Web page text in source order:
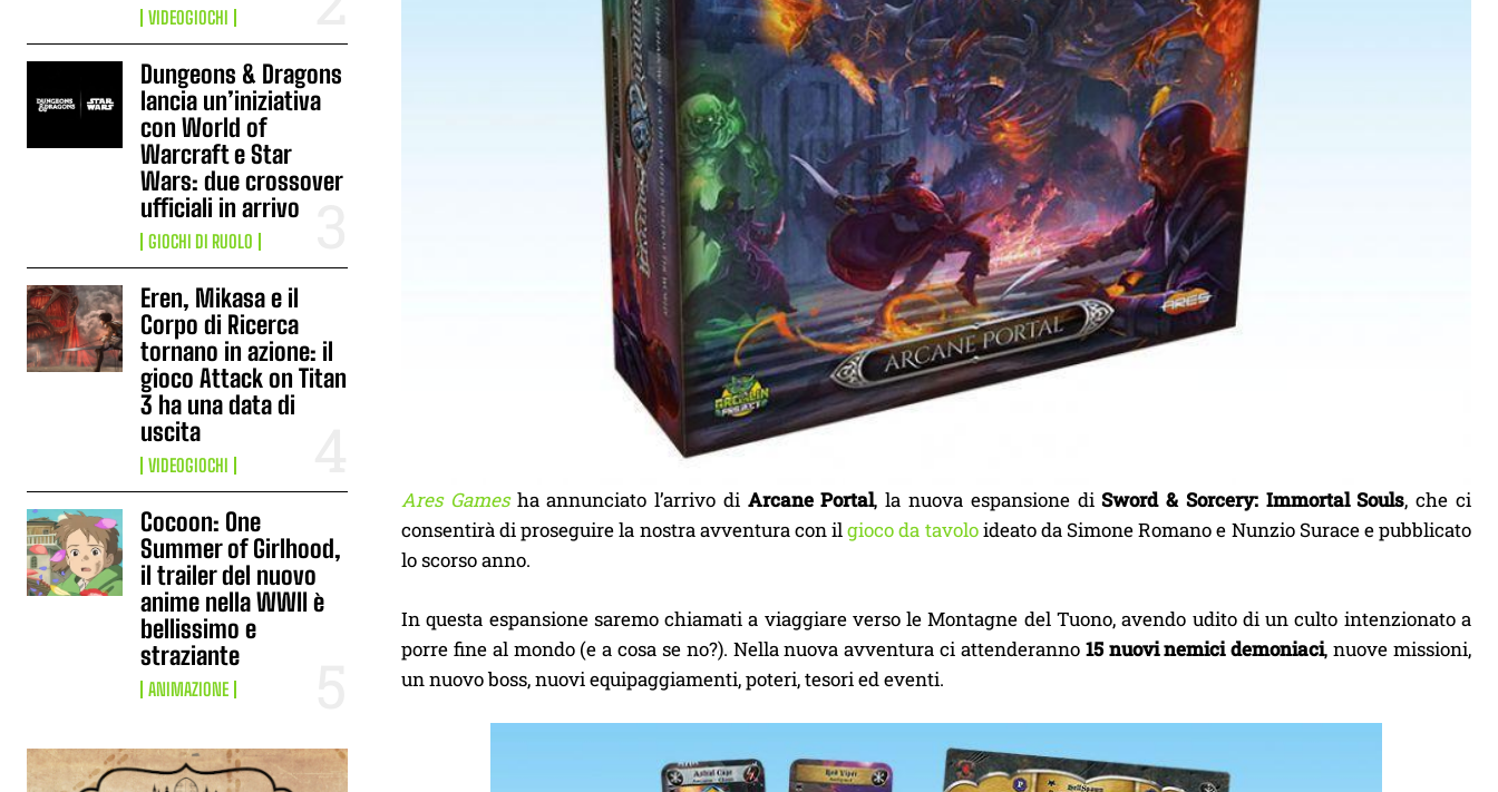
VIDEOGIOCHI
Dungeons & Dragons
lancia un’iniziativa
con World of
Warcraft e Star
Wars: due crossover
ufficiali in arrivo
GIOCHI DI RUOLO
Eren, Mikasa e il
Corpo di Ricerca
tornano in azione: il
gioco Attack on Titan
3 ha una data di
uscita
VIDEOGIOCHI
Cocoon: One
Summer of Girlhood,
il trailer del nuovo
anime nella WWII è
bellissimo e
straziante
ANIMAZIONE
Ares Gamesha annunciato l’arrivo di Arcane Portal, la nuova espansione diSword & Sorcery: Immortal Souls, che ci
consentirà di proseguire la nostra avventura con ilgioco da tavoloideato da Simone Romano e Nunzio Surace e pubblicato
lo scorso anno.
In questa espansione saremo chiamati a viaggiare verso le Montagne del Tuono, avendo udito di un culto intenzionato a
porre fine al mondo (e a cosa se no?). Nella nuova avventura ci attenderanno 15 nuovi nemici demoniaci, nuove missioni,
un nuovo boss, nuovi equipaggiamenti, poteri, tesori ed eventi.